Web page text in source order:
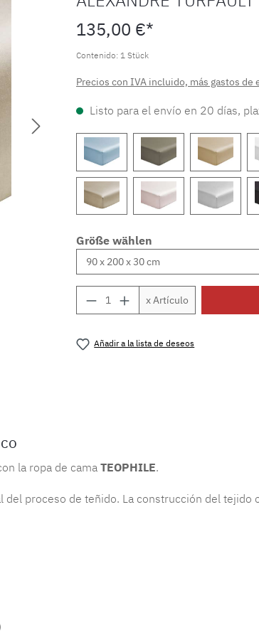
135,00 €*
Contenido: 1 Stück
Precios con IVA incluido, más gastos de
Listo para el envío en 20 días,
Größe wählen
Cantidad del
x Artículo
Añadir a la lista de deseos
la ropa de cama TEOPHILE.
proceso de teñido. La construcción del